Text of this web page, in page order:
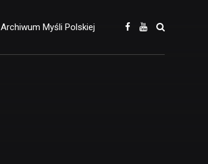
Archiwum Myśli Polskiej